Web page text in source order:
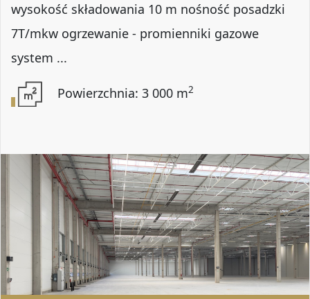
wysokość składowania 10 m nośność posadzki
7T/mkw ogrzewanie - promienniki gazowe
system ...
Powierzchnia: 3 000 m2